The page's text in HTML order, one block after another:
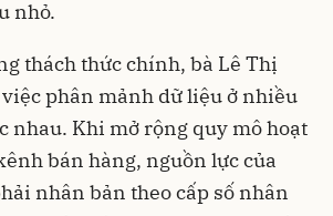
nhỏ.
thách thức chính, bà Lê Thị
việc phân mảnh dữ liệu ở nhiều
nhau. Khi mở rộng quy mô hoạt
bán hàng, nguồn lực của
nhân bản theo cấp số nhân